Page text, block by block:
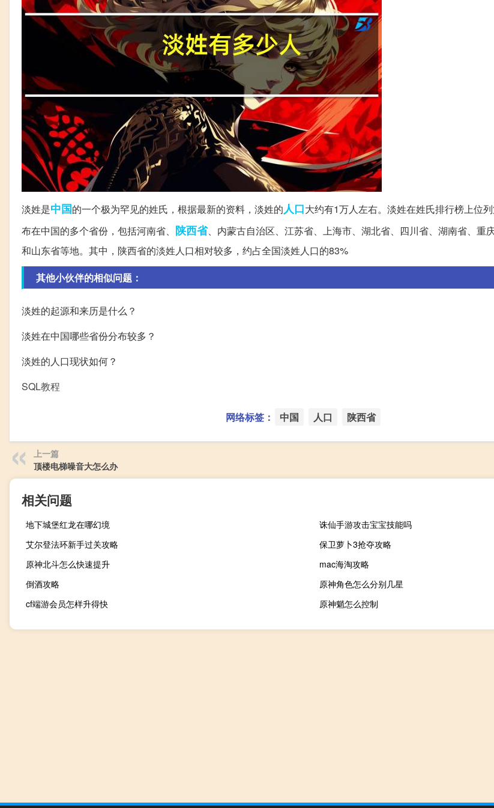
淡姓是中国的一个极为罕见的姓氏，根据最新的资料，淡姓的人口大约有1万人左右。淡姓在姓氏排行榜上位
布在中国的多个省份，包括河南省、 陕西省、内蒙古自治区、江苏省、上海市、湖北省、四川省、湖南省、重
和山东省等地。其中，陕西省的淡姓人口相对较多，约占全国淡姓人口的83%
其他小伙伴的相似问题：
淡姓的起源和来历是什么？
淡姓在中国哪些省份分布较多？
淡姓的人口现状如何？
SQL教程
网络标签： 中国 人口 陕西省
上一篇
顶楼电梯噪音大怎么办
相关问题
地下城堡红龙在哪幻境
诛仙手游攻击宝宝技能吗
艾尔登法环新手过关攻略
保卫萝卜3抢夺攻略
原神北斗怎么快速提升
mac海淘攻略
倒酒攻略
原神角色怎么分别几星
cf端游会员怎样升得快
原神魈怎么控制